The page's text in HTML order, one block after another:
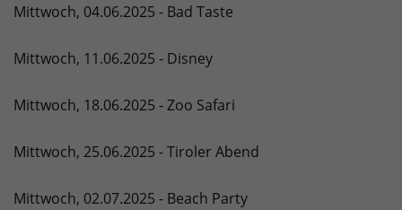
Mittwoch, 04.06.2025 - Bad Taste
Mittwoch, 11.06.2025 - Disney
Mittwoch, 18.06.2025 - Zoo Safari
Mittwoch, 25.06.2025 - Tiroler Abend
Mittwoch, 02.07.2025 - Beach Party